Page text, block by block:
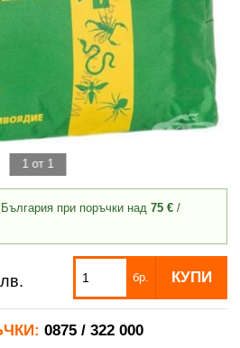
1 от 1
при поръчки над 75 € /
лв. бр. КУПИ
0875 / 322 000